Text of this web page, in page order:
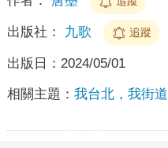
出版社： 九歌 追蹤
出版日： 2024/05/01
相關主題： 我台北，我街道